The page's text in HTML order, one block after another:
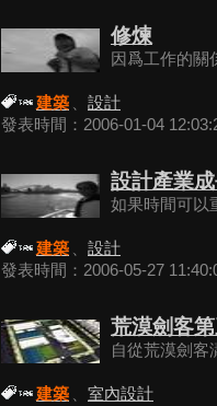
修煉
因爲工作的關
建築
設計
發表時間：2006-01-04
設計產業
如果時間可以
建築
設計
發表時間：2006-05-27
荒漠劍客
自從荒漠劍客
建築
室內設計